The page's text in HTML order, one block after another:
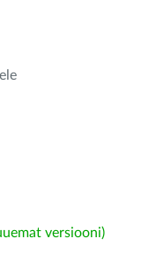
versiooni)